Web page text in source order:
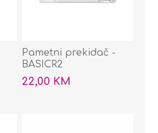
Pametni prekidač -
BASICR2
22,00 KM